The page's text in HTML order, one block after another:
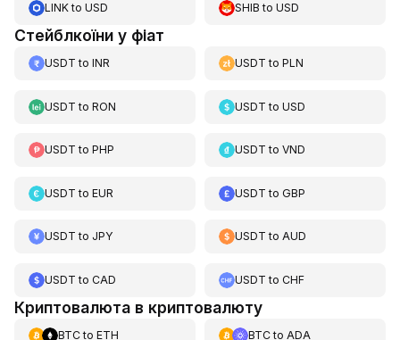
LINKto USD SHIB toUSD
Стейблкоїни у фіат
USDT to INR USDT toPLN
USDT to RON USDT toUSD
USDT to PHP USDT toVND
USDT to EUR USDT toGBP
USDT to JPY USDT toAUD
USDT to CAD USDT toCHF
Криптовалюта в криптовалюту
BTCto ETH BTCto ADA